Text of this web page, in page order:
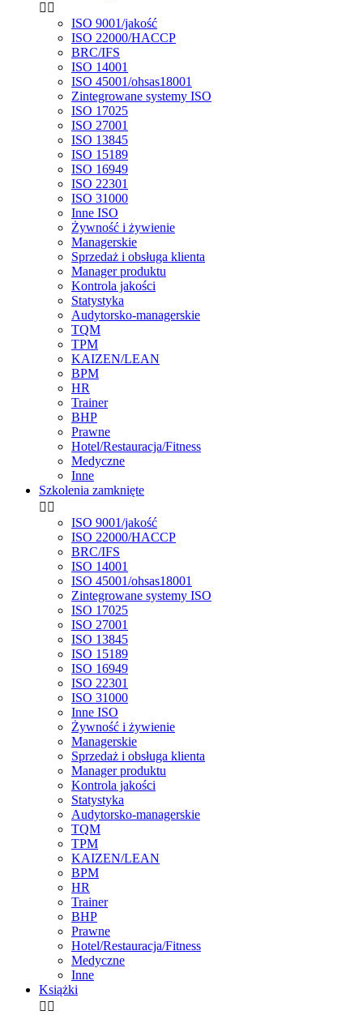
 
ISO 9001/jakość
ISO 22000/HACCP
BRC/IFS
ISO 14001
ISO 45001/ohsas18001
Zintegrowane systemy ISO
ISO 17025
ISO 27001
ISO 13845
ISO 15189
ISO 16949
ISO 22301
ISO 31000
Inne ISO
Żywność i żywienie
Managerskie
Sprzedaż i obsługa klienta
Manager produktu
Kontrola jakości
Statystyka
Audytorsko-managerskie
TQM
TPM
KAIZEN/LEAN
BPM
HR
Trainer
BHP
Prawne
Hotel/Restauracja/Fitness
Medyczne
Inne
Szkolenia zamknięte
 
ISO 9001/jakość
ISO 22000/HACCP
BRC/IFS
ISO 14001
ISO 45001/ohsas18001
Zintegrowane systemy ISO
ISO 17025
ISO 27001
ISO 13845
ISO 15189
ISO 16949
ISO 22301
ISO 31000
Inne ISO
Żywność i żywienie
Managerskie
Sprzedaż i obsługa klienta
Manager produktu
Kontrola jakości
Statystyka
Audytorsko-managerskie
TQM
TPM
KAIZEN/LEAN
BPM
HR
Trainer
BHP
Prawne
Hotel/Restauracja/Fitness
Medyczne
Inne
Książki
 